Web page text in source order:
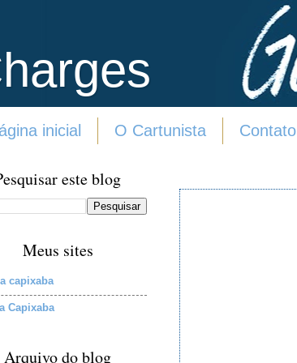
inicial O Cartunista Contato
este blog
Meus sites
capixaba
Capixaba
Arquivo do blog